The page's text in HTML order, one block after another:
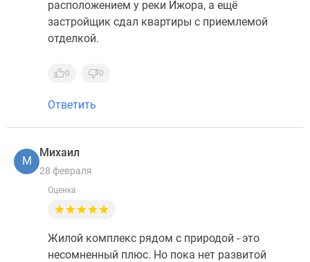
расположением у реки Ижора, а ещё
застройщик сдал квартиры с приемлемой
отделкой.
0 0
Ответить
М
Михаил
28 февраля
Оценка
Жилой комплекс рядом с природой - это
несомненный плюс. Но пока нет развитой